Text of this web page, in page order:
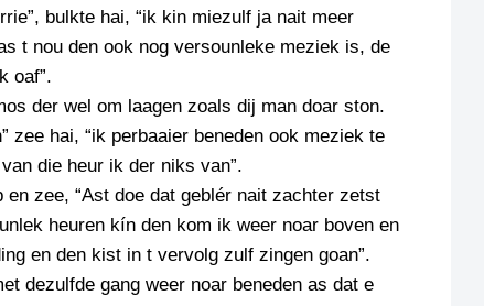
bulkte hai, “ik kin miezulf ja nait meer
t nou den ook nog versounleke meziek is, de
oaf”.
der wel om laagen zoals dij man doar ston.
zee hai, “ik perbaaier beneden ook meziek te
die heur ik der niks van”.
zee, “Ast doe dat geblér nait zachter zetst
heuren kín den kom ik weer noar boven en
en den kist in t vervolg zulf zingen goan”.
dezulfde gang weer noar beneden as dat e